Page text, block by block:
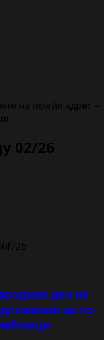
на имейл адрес –
02/26
ден на
за по-